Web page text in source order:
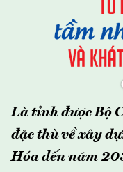
Là tỉnh được Bộ
đặc thù về xây
Hóa đến năm